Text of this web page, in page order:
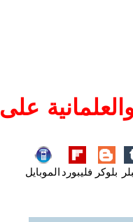
على
بلوكر فليبورد الموبايل